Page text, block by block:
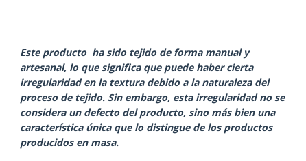
Este producto ha sido tejido de forma manual y
artesanal, lo que significa que puede haber cierta
irregularidad en la textura debido a la naturaleza del
proceso de tejido. Sin embargo, esta irregularidad no se
considera un defecto del producto, sino más bien una
característica única que lo distingue de los productos
producidos en masa.